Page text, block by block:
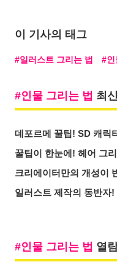
이 기사의 태그
일러스트 그리는 법 인
인물 그리는 법 최
데포르메 꿀팁! SD 캐릭
꿀팁이 한눈에! 헤어 그
크리에이터만의 개성이
일러스트 제작의 동반자!
인물 그리는 법 열